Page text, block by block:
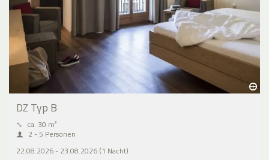
DZ Typ B
⤡ ca. 30 m²
2 - 5 Personen
22.08.2026 - 23.08.2026 (1 Nacht)